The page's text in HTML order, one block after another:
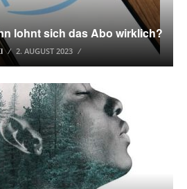
lohnt sich das Abo wirklich?
2. AUGUST 2023